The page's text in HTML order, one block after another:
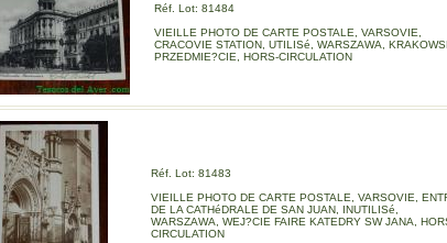
Réf. Lot: 81484
VIEILLE PHOTO DE CARTE POSTALE, VARSOVIE,
CRACOVIE STATION, UTILISé, WARSZAWA,
PRZEDMIE?CIE, HORS-CIRCULATION
Réf. Lot: 81483
VIEILLE PHOTO DE CARTE POSTALE, VARSOVIE,
DE LA CATHéDRALE DE SAN JUAN, INUTILISé,
WARSZAWA, WEJ?CIE FAIRE KATEDRY SW JANA,
CIRCULATION